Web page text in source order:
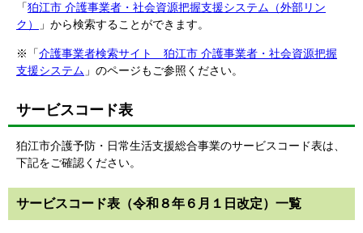
「狛江市 介護事業者・社会資源把握支援システム（外部リン
ク）
」から検索することができます。
※「介護事業者検索サイト 狛江市 介護事業者・社会資源把握
支援システム 」のページもご参照ください。
サービスコード表
狛江市介護予防・日常生活支援総合事業のサービスコード表は、
下記をご確認ください。
サービスコード表（令和８年６月１日改定）一覧